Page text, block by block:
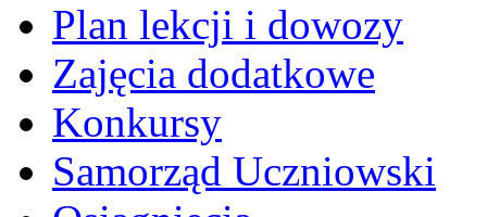
Plan lekcji i dowozy
Zajęcia dodatkowe
Konkursy
Samorząd Uczniowski